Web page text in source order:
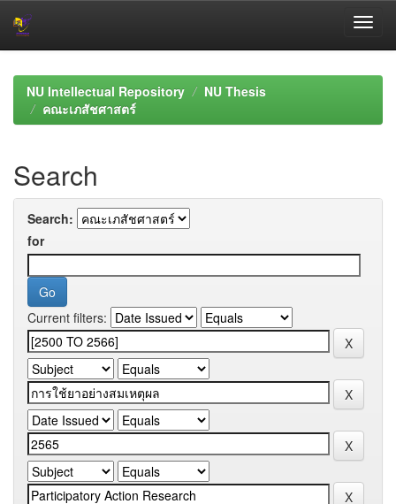
navigationNU Intellectual Repository
NU Thesis
คณะเภสัชศาสตร์
Search
Search:
for
Current filters: